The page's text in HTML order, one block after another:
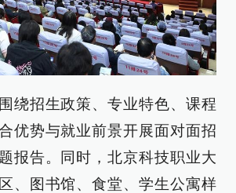
绕招生政策、专业特色、课程
优势与就业前景开展面对面招
报告。同时，北京科技职业大
、图书馆、食堂、学生公寓样